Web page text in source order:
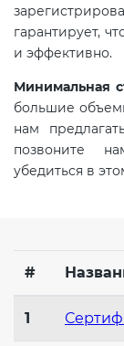
гарантирует,
и эффективно.
Минимальная
большие
нам
позвоните
убедиться в
#
1
019)